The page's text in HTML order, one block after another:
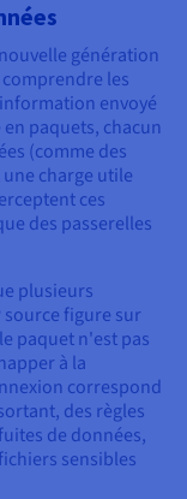
génération
les
envoyé
paquets, chacun
(comme des
charge utile
ces
des passerelles
plusieurs
figure sur
paquet n'est pas
à la
correspond
des règles
de données,
sensibles